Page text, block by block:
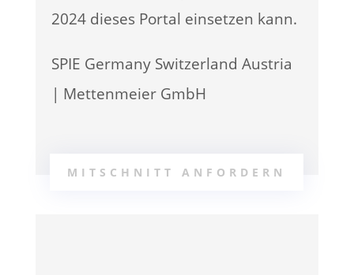
2024 dieses Portal einsetzen kann.
SPIE Germany Switzerland Austria
| Mettenmeier GmbH
MITSCHNITT ANFORDERN